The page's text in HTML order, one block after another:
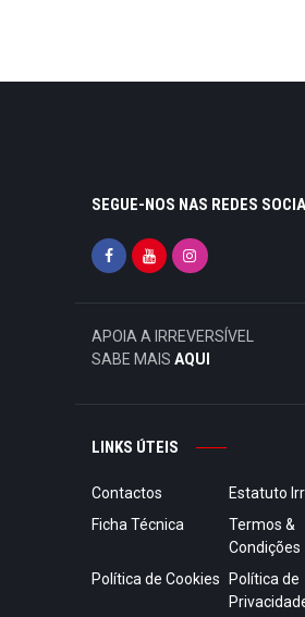
SEGUE-NOS NAS REDES
APOIA A IRREVERSÍVEL
SABE MAIS AQUI
LINKS ÚTEIS
Contactos
Estatuto
Ficha Técnica
Termos &
Condições
Política de Cookies
Política de